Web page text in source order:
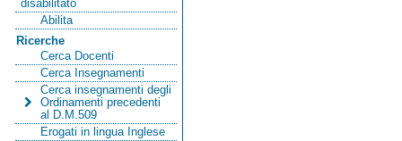
disabilitato
Abilita
Ricerche
Cerca Docenti
Cerca Insegnamenti
Cerca insegnamenti degli
Ordinamenti precedenti
al D.M.509
Erogati in lingua Inglese